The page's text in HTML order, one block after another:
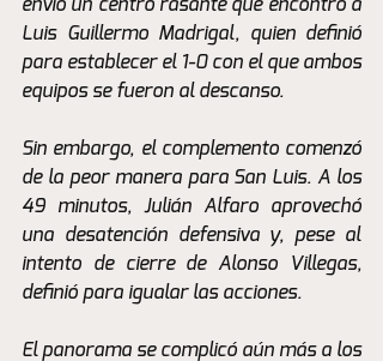
envió un centro rasante que encontró a
Luis Guillermo Madrigal, quien definió
para establecer el 1-0 con el que ambos
equipos se fueron al descanso.
Sin embargo, el complemento comenzó
de la peor manera para San Luis. A los
49 minutos, Julián Alfaro aprovechó
una desatención defensiva y, pese al
intento de cierre de Alonso Villegas,
definió para igualar las acciones.
El panorama se complicó aún más a los